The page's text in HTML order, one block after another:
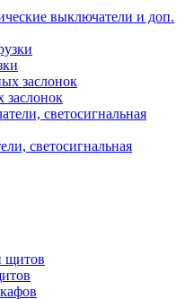
выключатели и доп.
светосигнальная